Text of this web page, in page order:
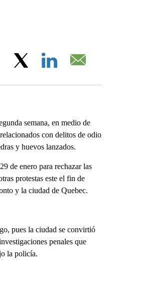
Facebook
semana, en medio de
con delitos de odio
y huevos lanzados.
de enero para rechazar las
protestas este el fin de
y la ciudad de Quebec.
pues la ciudad se convirtió
penales que
la policía.